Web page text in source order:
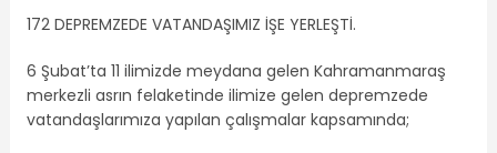
172 DEPREMZEDE VATANDAŞIMIZ İŞE YERLEŞTİ.
6 Şubat’ta 11 ilimizde meydana gelen Kahramanmaraş
merkezli asrın felaketinde ilimize gelen depremzede
vatandaşlarımıza yapılan çalışmalar kapsamında;